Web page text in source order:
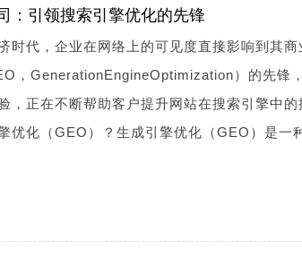
：引领搜索引擎优化的先锋
时代，企业在网络上的可见度直接影响到其
，GenerationEngineOptimization）的先锋
，正在不断帮助客户提升网站在搜索引擎中的
优化（GEO）？生成引擎优化（GEO）是一